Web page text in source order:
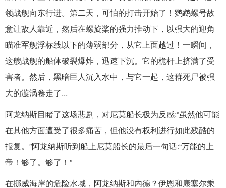
领战舰向东行进。第二天，可怕的打击开始了！鹦鹉螺号故
意让敌人靠近，然后在螺旋桨的强力推动下，以强大的迎角
瞄准军舰浮标线以下的薄弱部分，从它上面越过！一瞬间，
这艘战舰的船体破裂爆炸，迅速下沉。它的桅杆上挤满了受
害者。然后，黑暗巨人沉入水中，与它一起，这群死尸被强
大的漩涡卷走了...
阿龙纳斯目睹了这场悲剧，对尼莫船长极为反感:“虽然他可能
在其他方面遭受了很多痛苦，但他没有权利进行如此残酷的
报复。”阿龙纳斯听到船上尼莫船长的最后一句话:“万能的上
帝！够了。够了！”
在挪威海岸的危险水域，阿龙纳斯和内德？伊恩和康塞尔乘